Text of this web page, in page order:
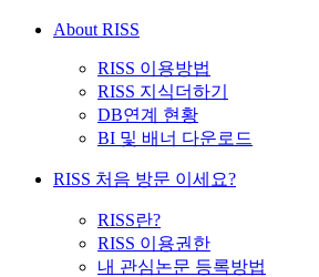
About RISS
RISS 이용방법
RISS 지식더하기
DB연계 현황
BI 및 배너 다운로드
RISS 처음 방문 이세요?
RISS란?
RISS 이용권한
내 관심논문 등록방법